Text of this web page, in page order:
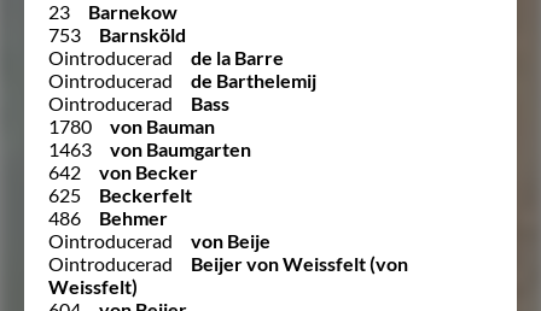
23
Barnekow
753
Barnsköld
Ointroducerad
de la Barre
Ointroducerad
de Barthelemij
Ointroducerad
Bass
1780
von Bauman
1463
von Baumgarten
642
von Becker
625
Beckerfelt
486
Behmer
Ointroducerad
von Beije
Ointroducerad
Beijer von Weissfelt (von
Weissfelt)